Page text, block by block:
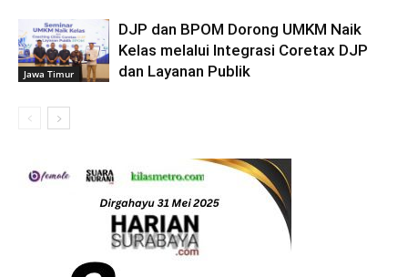
Jawa Timur
DJP dan BPOM Dorong UMKM Naik
Kelas melalui Integrasi Coretax DJP
dan Layanan Publik